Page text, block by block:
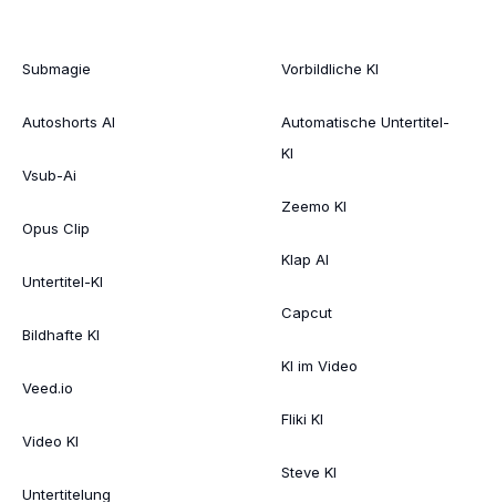
Submagie
Autoshorts AI
Vsub-Ai
Opus Clip
Untertitel-KI
Bildhafte KI
Veed.io
Video KI
Untertitelung
Vorbildliche KI
Automatische Untertitel-
KI
Zeemo KI
Klap AI
Capcut
KI im Video
Fliki KI
Steve KI